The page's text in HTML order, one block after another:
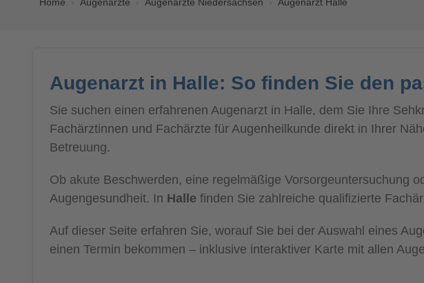
Augenarzt in Halle: So finden Sie den
Sie suchen einen erfahrenen Augenarzt in Halle, dem Sie Ihre
Fachärztinnen und Fachärzte für Augenheilkunde direkt in Ihrer
Betreuung.
Ob akute Beschwerden, eine regelmäßige Vorsorgeuntersuchung
Augengesundheit. In Halle finden Sie zahlreiche qualifizierte
Auf dieser Seite erfahren Sie, worauf Sie bei der Auswahl eines
einen Termin bekommen – inklusive interaktiver Karte mit allen